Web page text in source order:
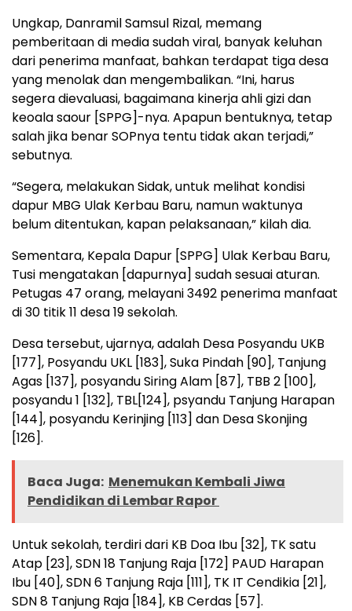
Ungkap, Danramil Samsul Rizal, memang
pemberitaan di media sudah viral, banyak keluhan
dari penerima manfaat, bahkan terdapat tiga desa
yang menolak dan mengembalikan. “Ini, harus
segera dievaluasi, bagaimana kinerja ahli gizi dan
keoala saour [SPPG]-nya. Apapun bentuknya, tetap
salah jika benar SOPnya tentu tidak akan terjadi,”
sebutnya.
“Segera, melakukan Sidak, untuk melihat kondisi
dapur MBG Ulak Kerbau Baru, namun waktunya
belum ditentukan, kapan pelaksanaan,” kilah dia.
Sementara, Kepala Dapur [SPPG] Ulak Kerbau Baru,
Tusi mengatakan [dapurnya] sudah sesuai aturan.
Petugas 47 orang, melayani 3492 penerima manfaat
di 30 titik 11 desa 19 sekolah.
Desa tersebut, ujarnya, adalah Desa Posyandu UKB
[177], Posyandu UKL [183], Suka Pindah [90], Tanjung
Agas [137], posyandu Siring Alam [87], TBB 2 [100],
posyandu 1 [132], TBL[124], psyandu Tanjung Harapan
[144], posyandu Kerinjing [113] dan Desa Skonjing
[126].
Baca Juga: Menemukan Kembali Jiwa
Pendidikan di Lembar Rapor ‎
Untuk sekolah, terdiri dari KB Doa Ibu [32], TK satu
Atap [23], SDN 18 Tanjung Raja [172] PAUD Harapan
Ibu [40], SDN 6 Tanjung Raja [111], TK IT Cendikia [21],
SDN 8 Tanjung Raja [184], KB Cerdas [57].